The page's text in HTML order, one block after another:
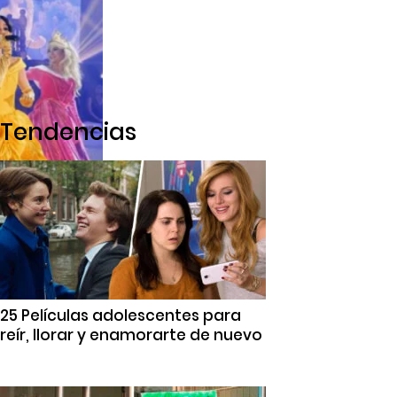
Tendencias
25 Películas adolescentes para
reír, llorar y enamorarte de nuevo